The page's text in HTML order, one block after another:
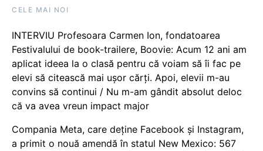
CELE MAI NOI
INTERVIU Profesoara Carmen Ion, fondatoarea
Festivalului de book-trailere, Boovie: Acum 12 ani am
aplicat ideea la o clasă pentru că voiam să îi fac pe
elevi să citească mai ușor cărți. Apoi, elevii m-au
convins să continui / Nu m-am gândit absolut deloc
că va avea vreun impact major
Compania Meta, care deține Facebook și Instagram,
a primit o nouă amendă în statul New Mexico: 567